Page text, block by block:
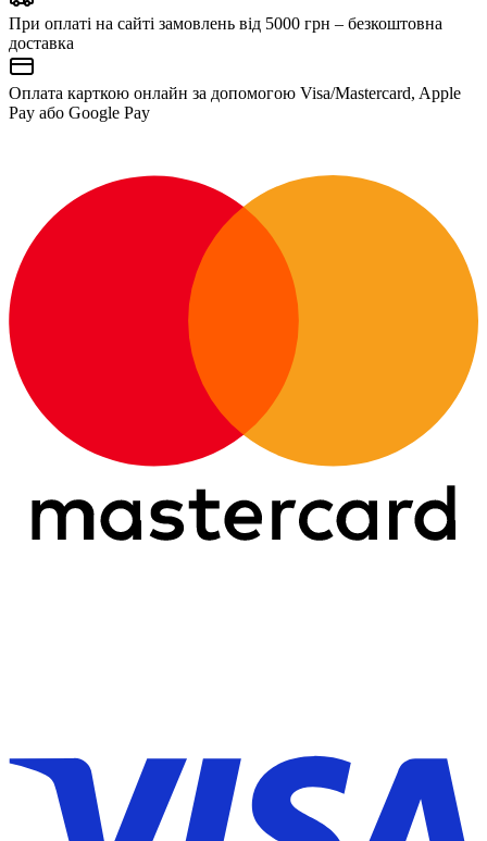
При оплаті на сайті замовлень від 5000 грн – безкоштовна
доставка
Оплата карткою онлайн за допомогою Visa/Mastercard, Apple
Pay або Google Pay